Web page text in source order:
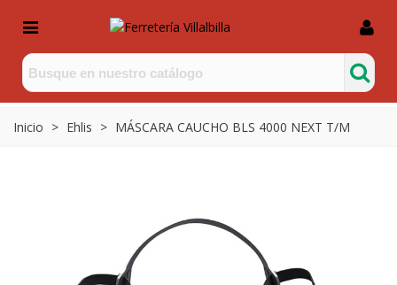
Inicio > Ehlis > MÁSCARA CAUCHO BLS 4000 NEXT T/M